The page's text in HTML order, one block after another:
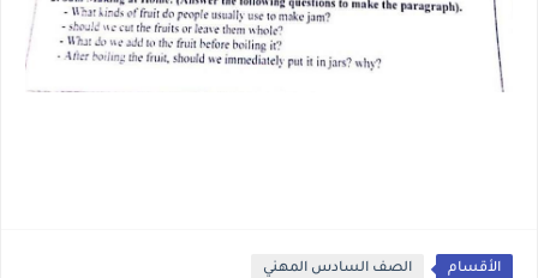
الأقسام الصف السادس المهني